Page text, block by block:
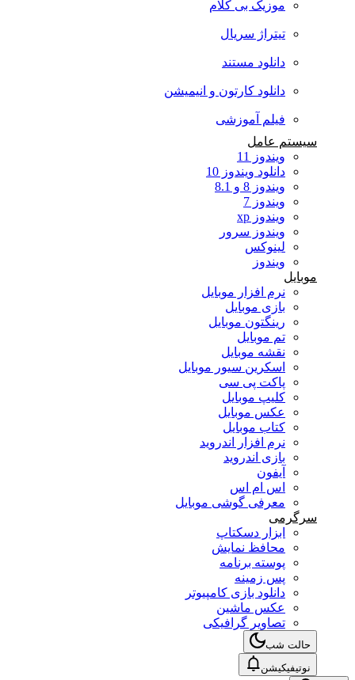
موزیک بی کلام
تیتراژ سریال
دانلود مستند
دانلود کارتون و انیمیشن
فیلم آموزشی
سیستم عامل
ویندوز 11
دانلود ویندوز 10
ویندوز 8 و 8.1
ویندوز 7
ویندوز xp
ویندوز سرور
لینوکس
ویندوز
موبایل
نرم افزار موبایل
بازی موبایل
رینگتون موبایل
تم موبایل
نقشه موبایل
اسکرین سیور موبایل
پاکت پی سی
کلیپ موبایل
عکس موبایل
کتاب موبایل
نرم افزار اندروید
بازی اندروید
آیفون
اس ام اس
معرفی گوشی موبایل
سرگرمی
ابزار دسکتاپ
محافظ نمایش
پوسته برنامه
پس زمینه
دانلود بازی کامپیوتر
عکس ماشین
تصاویر گرافیکی
حالت شب
نوتیفیکیشن